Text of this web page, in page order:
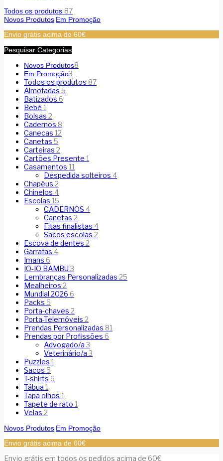
Todos os produtos 87
Novos Produtos Em Promoção
Envio grátis acima de 60€
Pesquisar Categorias
Novos Produtos8
Em Promoção3
Todos os produtos 87
Almofadas 5
Batizados 6
Bebé 1
Bolsas 2
Cadernos 8
Canecas 12
Canetas 5
Carteiras 2
Cartões Presente 1
Casamentos 11
Despedida solteiros 4
Chapéus 2
Chinelos 4
Escolas 15
CADERNOS 4
Canetas 2
Fitas finalistas 4
Sacos escolas 2
Escova de dentes 2
Garrafas 4
Imans 6
IO-IO BAMBU3
Lembranças Personalizadas 25
Mealheiros 2
Mundial 2026 6
Packs 5
Porta-chaves 2
Porta-Telemóveis 2
Prendas Personalizadas 81
Prendas por Profissões 6
Advogado/a3
Veterinário/a3
Puzzles 1
Sacos 5
T-shirts 6
Tábua 1
Tapa olhos 1
Tapete de rato 1
Velas 2
Novos Produtos Em Promoção
Envio grátis acima de 60€
Envio grátis em todos os pedidos acima de 60€